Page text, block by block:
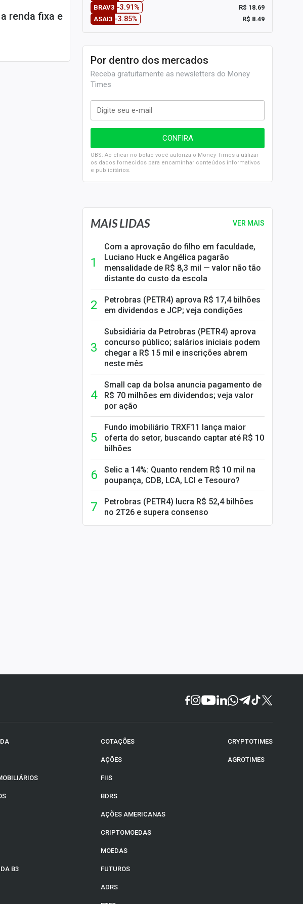
renda fixa e
BRAV3 -3.91%
R$ 18.69
ASAI3 -3.85% R$ 8.49
Por dentro dos mercados
Receba gratuitamente as newsletters do Money
Times
OBS: Ao clicar no botão você autoriza o Money Times a utilizar
os dados fornecidos para encaminhar conteúdos informativos
e publicitários.
SELIC em 14%: A repercussão da decisão sobre os JUROS
MAIS LIDAS VER MAIS
Com a aprovação do filho em faculdade,
Luciano Huck e Angélica pagarão
mensalidade de R$ 8,3 mil — valor não tão
distante do custo da escola
Petrobras (PETR4) aprova R$ 17,4 bilhões
em dividendos e JCP; veja condições
Subsidiária da Petrobras (PETR4) aprova
concurso público; salários iniciais podem
chegar a R$ 15 mil e inscrições abrem
neste mês
Small cap da bolsa anuncia pagamento de
R$ 70 milhões em dividendos; veja valor
por ação
Fundo imobiliário TRXF11 lança maior
oferta do setor, buscando captar até R$ 10
bilhões
Selic a 14%: Quanto rendem R$ 10 mil na
poupança, CDB, LCA, LCI e Tesouro?
Petrobras (PETR4) lucra R$ 52,4 bilhões
no 2T26 e supera consenso
B3
COTAÇÕES
AÇÕES
FIIS
BDRS
AÇÕES AMERICANAS
CRIPTOMOEDAS
MOEDAS
FUTUROS
ADRS
CRYPTOTIMES
AGROTIMES